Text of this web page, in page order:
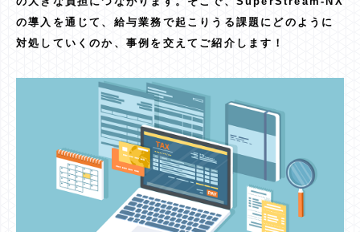
の導入を通じて、給与業務で起こりうる課題にどのように
対処していくのか、事例を交えてご紹介します！